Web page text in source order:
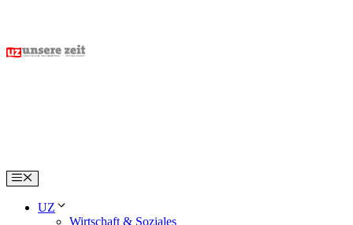
content
Menu
UZ
Wirtschaft & Soziales